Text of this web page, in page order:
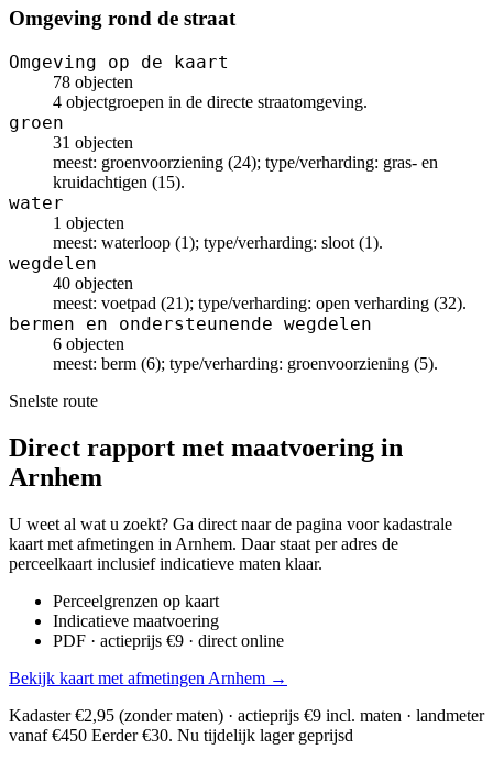
Omgeving rond de straat
Omgeving op de kaart
78 objecten
4 objectgroepen in de directe straatomgeving.
groen
31 objecten
meest: groenvoorziening (24); type/verharding: gras- en
kruidachtigen (15).
water
1 objecten
meest: waterloop (1); type/verharding: sloot (1).
wegdelen
40 objecten
meest: voetpad (21); type/verharding: open verharding (32).
bermen en ondersteunende wegdelen
6 objecten
meest: berm (6); type/verharding: groenvoorziening (5).
Snelste route
Direct rapport met maatvoering in
Arnhem
U weet al wat u zoekt? Ga direct naar de pagina voor kadastrale
kaart met afmetingen in Arnhem. Daar staat per adres de
perceelkaart inclusief indicatieve maten klaar.
Perceelgrenzen op kaart
Indicatieve maatvoering
PDF · actieprijs €9 · direct online
Bekijk kaart met afmetingen Arnhem →
Kadaster €2,95 (zonder maten) · actieprijs €9 incl. maten · landmeter
vanaf €450 Eerder €30. Nu tijdelijk lager geprijsd